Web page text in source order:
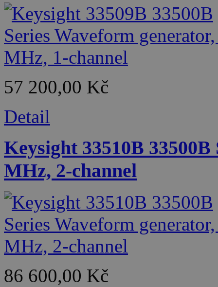
57 200,00 Kč
Detail
Keysight 33510B
MHz, 2-channel
86 600,00 Kč